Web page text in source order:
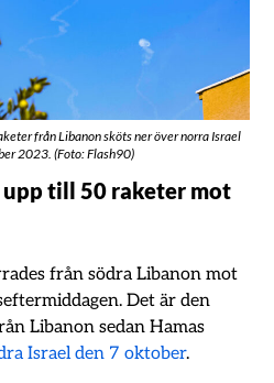
från Libanon sköts ner över norra Israel
2023. (Foto: Flash90)
till 50 raketer mot
från södra Libanon mot
Det är den
Libanon sedan Hamas
Israel den 7 oktober.